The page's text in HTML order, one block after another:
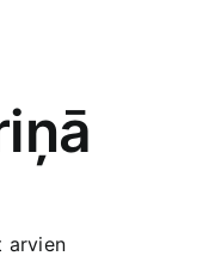
arvien​